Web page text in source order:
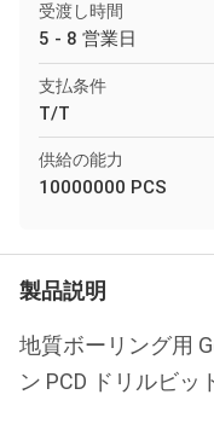
受渡し時間
5 - 8 営業日
支払条件
T/T
供給の能力
10000000 PCS
製品説明
地質ボーリング用
ン PCD ドリルビッ